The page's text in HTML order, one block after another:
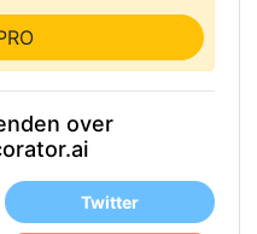
over
Twitter